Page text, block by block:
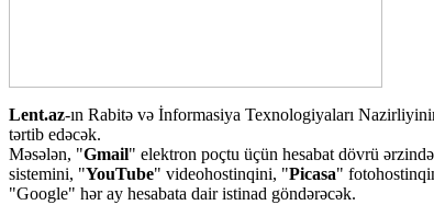
Lent.az-ın Rabitə və İnformasiya Texnologiyaları
tərtib edəcək.
Məsələn, "Gmail" elektron poçtu üçün hesabat dövrü
sistemini, "YouTube" videohostinqini, "Picasa"
"Google" hər ay hesabata dair istinad göndərəcək.